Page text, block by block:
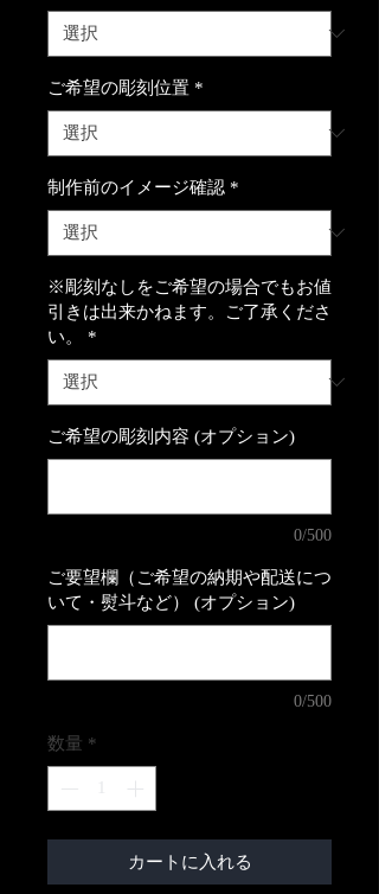
ご希望の彫刻位置 *
制作前のイメージ確認 *
※彫刻なしをご希望の場合でもお値
引きは出来かねます。ご了承くださ
い。
*
ご希望の彫刻内容 (オプション)
0/500
ご要望欄（ご希望の納期や配送につ
いて・熨斗など） (オプション)
0/500
数量 *
カートに入れる